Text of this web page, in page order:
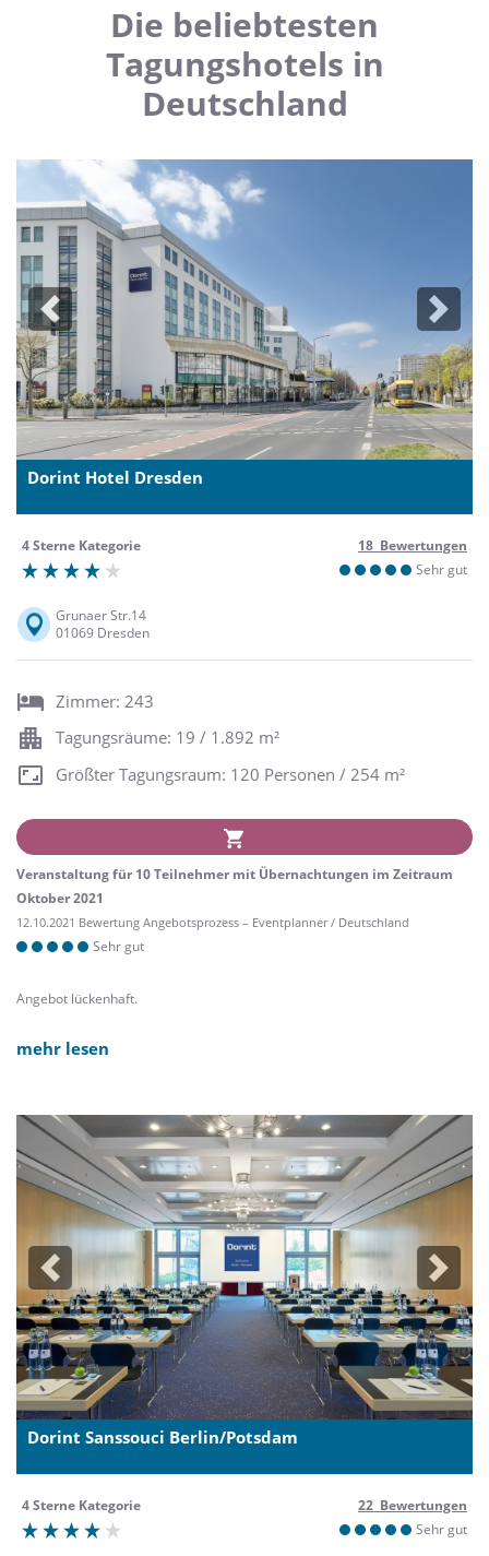
Die beliebtesten
Tagungshotels in
Deutschland
Previous Next
Dorint Hotel Dresden
4 Sterne Kategorie
18 Bewertungen
Sehr gut
Grunaer Str.14
01069 Dresden
Zimmer: 243
Tagungsräume: 19 / 1.892 m²
Größter Tagungsraum: 120 Personen / 254 m²
Veranstaltung für 10 Teilnehmer mit Übernachtungen im Zeitraum
Oktober 2021
12.10.2021 Bewertung Angebotsprozess – Eventplanner / Deutschland
Sehr gut
Angebot lückenhaft.
mehr lesen
Previous Next
Dorint Sanssouci Berlin/Potsdam
4 Sterne Kategorie
22 Bewertungen
Sehr gut